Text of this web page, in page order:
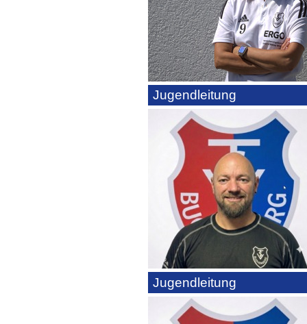
Jugendleitung
Jugendleitung